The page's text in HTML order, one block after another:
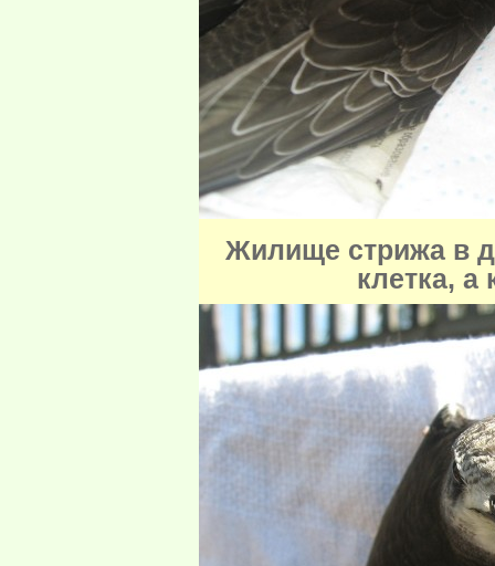
Жилище стрижа в
клетка, а